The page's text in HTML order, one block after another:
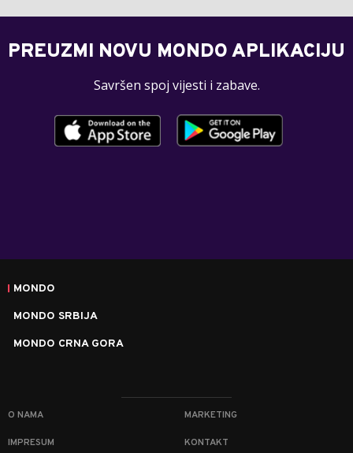
PREUZMI NOVU MONDO APLIKACIJU
Savršen spoj vijesti i zabave.
MONDO
MONDO SRBIJA
MONDO CRNA GORA
O NAMA MARKETING
IMPRESUM KONTAKT